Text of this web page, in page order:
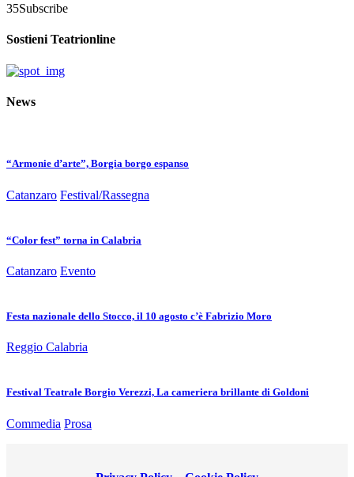
35Subscribe
Sostieni Teatrionline
News
“Armonie d’arte”, Borgia borgo espanso
Catanzaro Festival/Rassegna
“Color fest” torna in Calabria
Catanzaro Evento
Festa nazionale dello Stocco, il 10 agosto c’è Fabrizio Moro
Reggio Calabria
Festival Teatrale Borgio Verezzi, La cameriera brillante di Goldoni
Commedia Prosa